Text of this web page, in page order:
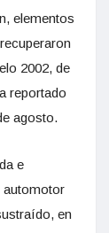
elementos
2002, de
reportado
agosto.
e
automotor
en